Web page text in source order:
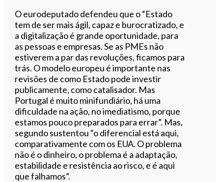
O eurodeputado defendeu que o “Estado
tem de ser mais ágil, capaz e burocratizado, e
a digitalização é grande oportunidade, para
as pessoas e empresas. Se as PMEs não
estiverem a par das revoluções, ficamos para
trás. O modelo europeu é importante nas
revisões de como Estado pode investir
publicamente, como catalisador. Mas
Portugal é muito minifundiário, há uma
dificuldade na ação, no imediatismo, porque
estamos pouco preparados para errar”. Mas,
segundo sustentou “o diferencial está aqui,
comparativamente com os EUA. O problema
não é o dinheiro, o problema é a adaptação,
estabilidade e resistência ao risco, e é aqui
que falhamos”.